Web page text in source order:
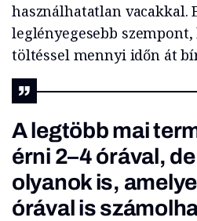
használhatatlan vacakkal.
leglényegesebb
töltéssel mennyi időn át
A legtöbb mai
érni 2–4 órával,
olyanok is,
órával is